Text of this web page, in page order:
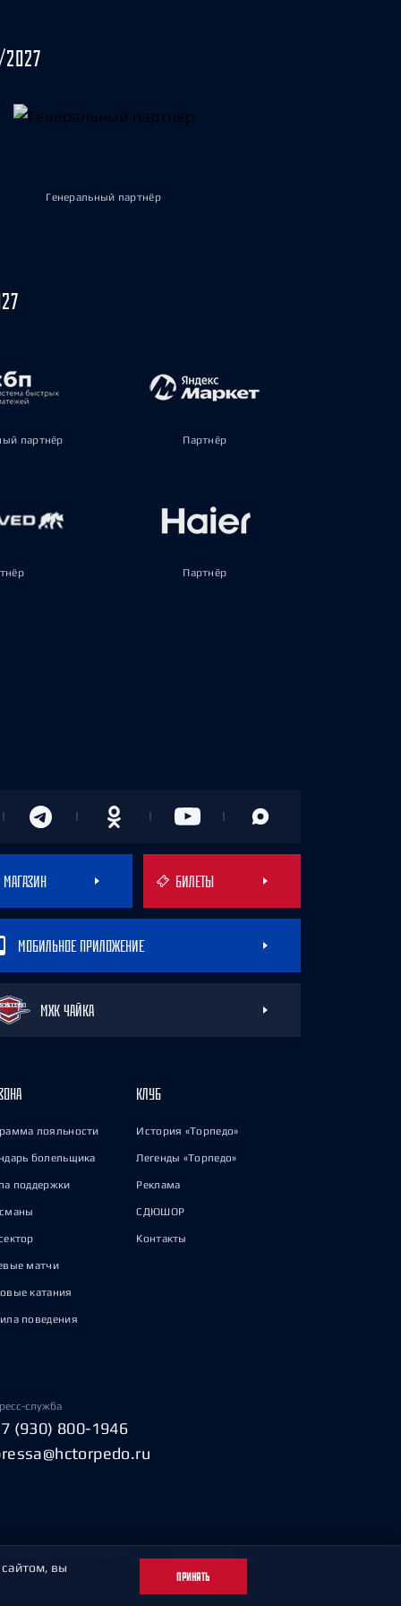
Генеральный партнёр
партнёр Партнёр
Партнёр
МАГАЗИН БИЛЕТЫ
МОБИЛЬНОЕ ПРИЛОЖЕНИЕ
МХК ЧАЙКА
лояльности
болельщика
поддержки
матчи
катания
поведения
КЛУБ
История «Торпедо»
Легенды «Торпедо»
Реклама
СДЮШОР
Контакты
служба
(930) 800-1946
сайтом, вы
ПРИНЯТЬ